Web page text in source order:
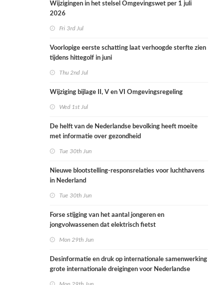
Wijzigingen in het stelsel Omgevingswet per 1 juli
2026
Fri 3rd Jul
Voorlopige eerste schatting laat verhoogde sterfte zien
tijdens hittegolf in juni
Thu 2nd Jul
Wijziging bijlage II, V en VI Omgevingsregeling
Wed 1st Jul
De helft van de Nederlandse bevolking heeft moeite
met informatie over gezondheid
Tue 30th Jun
Nieuwe blootstelling-responsrelaties voor luchthavens
in Nederland
Tue 30th Jun
Forse stijging van het aantal jongeren en
jongvolwassenen dat elektrisch fietst
Mon 29th Jun
Desinformatie en druk op internationale samenwerking
grote internationale dreigingen voor Nederlandse